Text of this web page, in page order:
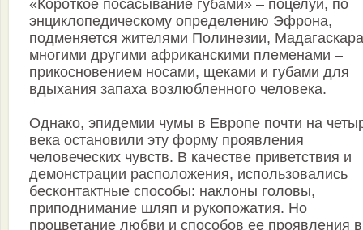
«Короткое посасывание губами» – поцелуй, по
энциклопедическому определению Эфрона,
подменяется жителями Полинезии,
многими другими африканскими племенами –
прикосновением носами, щеками и губами для
вдыхания запаха возлюбленного человека.
Однако, эпидемии чумы в Европе почти на
века остановили эту форму проявления
человеческих чувств. В качестве приветствия и
демонстрации расположения, использовались
бесконтактные способы: наклоны головы,
приподнимание шляп и рукопожатия. Но
процветание любви и способов ее проявления в